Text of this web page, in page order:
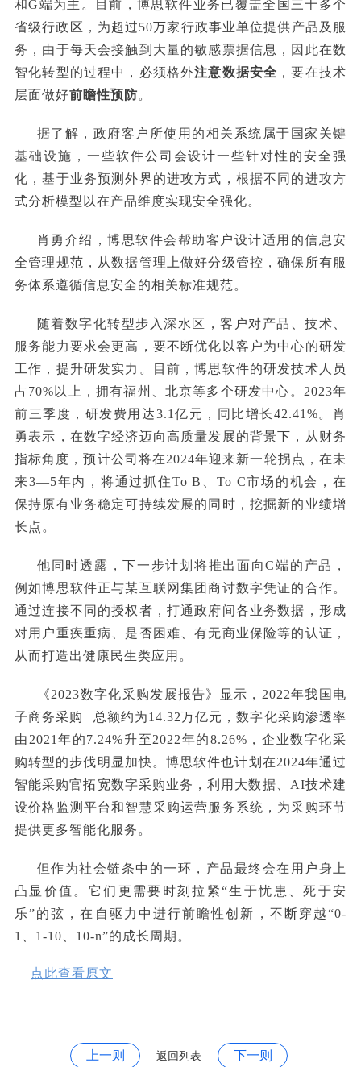
和G端为主。目前，博思软件业务已覆盖全国三十多个
省级行政区，为超过50万家行政事业单位提供产品及服
务，由于每天会接触到大量的敏感票据信息，因此在数
智化转型的过程中，必须格外注意数据安全 ，要在技术
层面做好前瞻性预防。
据了解，政府客户所使用的相关系统属于国家关键
基础设施，一些软件公司会设计一些针对性的安全强
化，基于业务预测外界的进攻方式，根据不同的进攻方
式分析模型以在产品维度实现安全强化。
肖勇介绍，博思软件会帮助客户设计适用的信息安
全管理规范，从数据管理上做好分级管控，确保所有服
务体系遵循信息安全的相关标准规范。
随着数字化转型步入深水区，客户对产品、技术、
服务能力要求会更高，要不断优化以客户为中心的研发
工作，提升研发实力。目前，博思软件的研发技术人员
占70%以上，拥有福州、北京等多个研发中心。2023年
前三季度，研发费用达3.1亿元，同比增长42.41%。肖
勇表示，在数字经济迈向高质量发展的背景下，从财务
指标角度，预计公司将在2024年迎来新一轮拐点，在未
来3—5年内，将通过抓住To B、To C市场的机会，在
保持原有业务稳定可持续发展的同时，挖掘新的业绩增
长点。
他同时透露，下一步计划将推出面向C端的产品，
例如博思软件正与某互联网集团商讨数字凭证的合作。
通过连接不同的授权者，打通政府间各业务数据，形成
对用户重疾重病、是否困难、有无商业保险等的认证，
从而打造出健康民生类应用。
《2023数字化采购发展报告》显示，2022年我国电
子商务采购
总额约为14.32万亿元，数字化采购渗透率
由2021年的7.24%升至2022年的8.26%，企业数字化采
购转型的步伐明显加快。博思软件也计划在2024年通过
智能采购官拓宽数字采购业务，利用大数据、AI技术建
设价格监测平台和智慧采购运营服务系统，为采购环节
提供更多智能化服务。
但作为社会链条中的一环，产品最终会在用户身上
凸显价值。它们更需要时刻拉紧“生于忧患、死于安
乐”的弦，在自驱力中进行前瞻性创新，不断穿越“0-
1、1-10、10-n”的成长周期。
点此查看原文
上一则 返回列表 下一则